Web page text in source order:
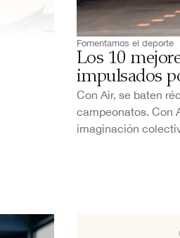
Fomentamos el deporte
Los 10
impulsados
Con Air, se baten
campeonatos. Con
imaginación